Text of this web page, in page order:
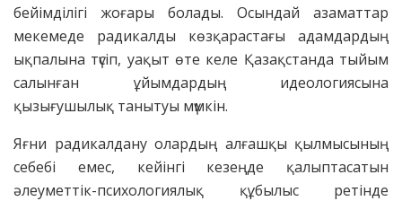
бейімділігі жоғары болады. Осындай азаматтар
мекемеде радикалды көзқарастағы адамдардың
ықпалына түсіп, уақыт өте келе Қазақстанда тыйым
салынған ұйымдардың идеологиясына
қызығушылық танытуы мүмкін.
Яғни радикалдану олардың алғашқы қылмысының
себебі емес, кейінгі кезеңде қалыптасатын
әлеуметтік-психологиялық құбылыс ретінде